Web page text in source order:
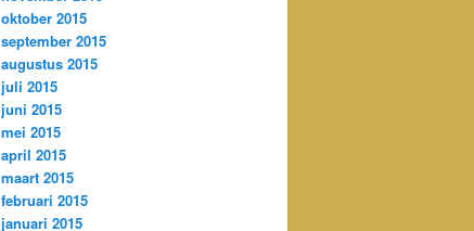
oktober 2015
september 2015
augustus 2015
juli 2015
juni 2015
mei 2015
april 2015
maart 2015
februari 2015
januari 2015